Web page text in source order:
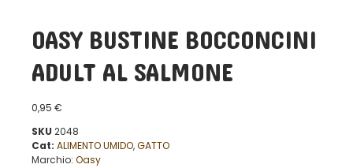
OASY BUSTINE BOCCONCINI
ADULT AL SALMONE
0,95 €
SKU 2048
Cat: ALIMENTO UMIDO,GATTO
Marchio: Oasy